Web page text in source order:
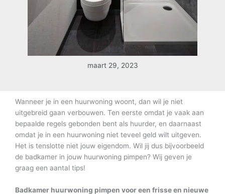
maart 29, 2023
Wanneer je in een huurwoning woont, dan wil je niet
uitgebreid gaan verbouwen. Ten eerste omdat je vaak aan
bepaalde regels gebonden bent als huurder, en daarnaast
omdat je in een huurwoning niet teveel geld wilt uitgeven.
Het is tenslotte niet jouw eigendom. Wil jij dus bijvoorbeeld
de badkamer in jouw huurwoning pimpen? Wij geven je
graag een aantal tips!
Badkamer huurwoning pimpen voor een frisse en nieuwe